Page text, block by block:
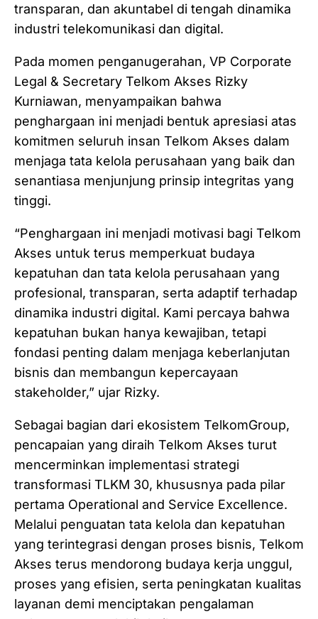
transparan, dan akuntabel di tengah dinamika
industri telekomunikasi dan digital.
Pada momen penganugerahan, VP Corporate
Legal & Secretary Telkom Akses Rizky
Kurniawan, menyampaikan bahwa
penghargaan ini menjadi bentuk apresiasi atas
komitmen seluruh insan Telkom Akses dalam
menjaga tata kelola perusahaan yang baik dan
senantiasa menjunjung prinsip integritas yang
tinggi.
“Penghargaan ini menjadi motivasi bagi Telkom
Akses untuk terus memperkuat budaya
kepatuhan dan tata kelola perusahaan yang
profesional, transparan, serta adaptif terhadap
dinamika industri digital. Kami percaya bahwa
kepatuhan bukan hanya kewajiban, tetapi
fondasi penting dalam menjaga keberlanjutan
bisnis dan membangun kepercayaan
stakeholder,” ujar Rizky.
Sebagai bagian dari ekosistem TelkomGroup,
pencapaian yang diraih Telkom Akses turut
mencerminkan implementasi strategi
transformasi TLKM 30, khususnya pada pilar
pertama Operational and Service Excellence.
Melalui penguatan tata kelola dan kepatuhan
yang terintegrasi dengan proses bisnis, Telkom
Akses terus mendorong budaya kerja unggul,
proses yang efisien, serta peningkatan kualitas
layanan demi menciptakan pengalaman